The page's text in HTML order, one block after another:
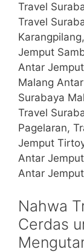
Travel
Travel
Jemput
Antar
Malang
Surabaya
Travel
Pagelaran,
Jemput
Antar
Antar
Nahwa
Cerdas